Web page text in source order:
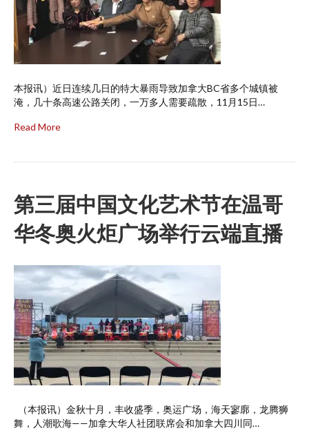
本报讯）近日连续几日的特大暴雨导致加拿大BC省多个城镇被
淹，几十条高速公路关闭，一万多人需要疏散，11月15日…
Read More
第三届中国文化艺术节在温哥
华冬奥火炬广场举行云端直播
（本报讯）金秋十月，丰收盛季，奥运广场，海天寥廓，龙腾狮
舞，人潮歌海——加拿大华人社团联席会和加拿大四川同…